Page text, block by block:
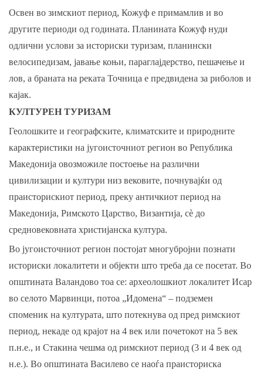
Освен во зимскиот период, Кожуф е примамлив и во
другите периоди од годината. Планината Кожуф нуди
одлични услови за историски туризам, планински
велосипедизам, јавање коњи, параглајдерство, пешачење и
лов, а браната на реката Точница е предвидена за риболов и
кајак.
КУЛТУРЕН ТУРИЗАМ
Геолошките и географските, климатските и природните
карактеристики на југоисточниот регион во Република
Македонија овозможиле постоење на различни
цивилизации и култури низ вековите, почнувајќи од
праисторискиот период, преку античкиот период на
Македонија, Римското Царство, Византија, сè до
средновековната христијанска култура.
Во југоисточниот регион постојат многубројни познати
историски локалитети и објекти што треба да се посетат. Во
општината Валандово тоа се: археолошкиот локалитет Исар
во селото Марвинци, потоа „Идомена“ – подземен
споменик на културата, што потекнува од пред римскиот
период, некаде од крајот на 4 век или почетокот на 5 век
п.н.е., и Стакина чешма од римскиот период (3 и 4 век од
н.е.). Во општината Василево се наоѓа праисториска